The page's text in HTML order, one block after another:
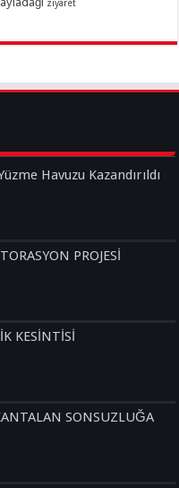
ziyaret
Havuzu Kazandırıldı
PROJESİ
KESİNTİSİ
SONSUZLUĞA